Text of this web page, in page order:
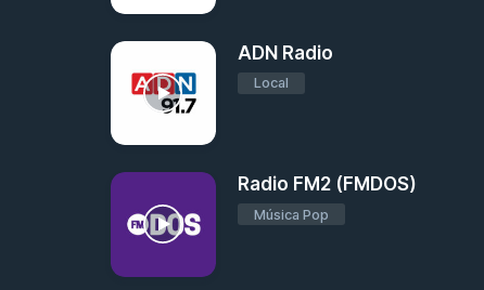
ADN Radio
Local
Radio FM2 (FMDOS)
Música Pop